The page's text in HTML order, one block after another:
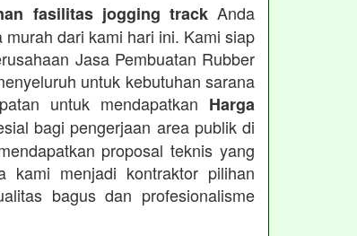
fasilitas jogging trackAnda
dari kami hari ini. Kami siap
Jasa Pembuatan Rubber
untuk kebutuhan sarana
untuk mendapatkan Harga
bagi pengerjaan area publik di
proposal teknis yang
kami menjadi kontraktor pilihan
bagus dan profesionalisme